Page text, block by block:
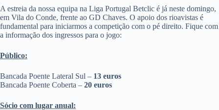
A estreia da nossa equipa na Liga Portugal Betclic é já neste domingo,
em Vila do Conde, frente ao GD Chaves. O apoio dos rioavistas é
fundamental para iniciarmos a competição com o pé direito. Fique com
a informação dos ingressos para o jogo:
Público:
Bancada Poente Lateral Sul – 13 euros
Bancada Poente Coberta – 20 euros
Sócio com lugar anual: